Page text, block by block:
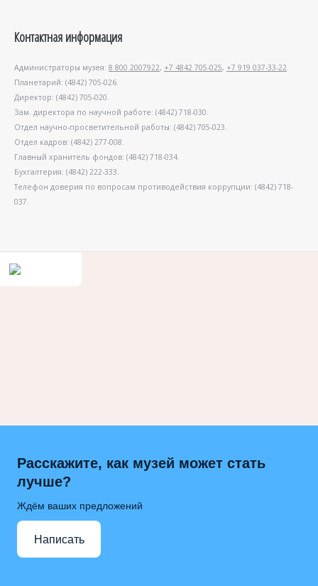
Контактная информация
Администраторы музея: 8 800 2007922, +7 4842 705-025, +7 919 037-33-22.
Планетарий: (4842) 705-026.
Директор: (4842) 705-020.
Зам. директора по научной работе: (4842) 718-030.
Отдел научно-просветительной работы: (4842) 705-023.
Отдел кадров: (4842) 277-008.
Главный хранитель фондов: (4842) 718-034.
Бухгалтерия: (4842) 222-333.
Телефон доверия по вопросам противодействия коррупции: (4842) 718-
037.
Расскажите, как музей может стать
лучше?
Ждём ваших предложений
Написать